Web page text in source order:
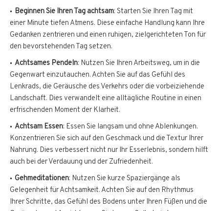
Beginnen Sie Ihren Tag achtsam: Starten Sie Ihren Tag mit
einer Minute tiefen Atmens. Diese einfache Handlung kann Ihre
Gedanken zentrieren und einen ruhigen, zielgerichteten Ton für
den bevorstehenden Tag setzen.
Achtsames Pendeln: Nutzen Sie Ihren Arbeitsweg, um in die
Gegenwart einzutauchen. Achten Sie auf das Gefühl des
Lenkrads, die Geräusche des Verkehrs oder die vorbeiziehende
Landschaft. Dies verwandelt eine alltägliche Routine in einen
erfrischenden Moment der Klarheit.
Achtsam Essen: Essen Sie langsam und ohne Ablenkungen.
Konzentrieren Sie sich auf den Geschmack und die Textur Ihrer
Nahrung. Dies verbessert nicht nur Ihr Esserlebnis, sondern hilft
auch bei der Verdauung und der Zufriedenheit.
Gehmeditationen: Nutzen Sie kurze Spaziergänge als
Gelegenheit für Achtsamkeit. Achten Sie auf den Rhythmus
Ihrer Schritte, das Gefühl des Bodens unter Ihren Füßen und die